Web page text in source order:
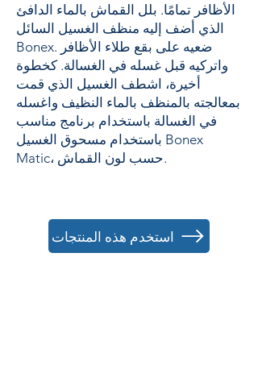
الأظافر تمامًا. بلل القماش بالماء الدافئ
الذي أضف إليه منظف الغسيل السائل
Bonex. ضعيه على بقع طلاء الأظافر
واتركيه قبل غسله في الغسالة. كخطوة
أخيرة، اشطف الغسيل الذي قمت
بمعالجته بالمنظف بالماء النظيف واغسله
في الغسالة باستخدام برنامج مناسب
باستخدام مسحوق الغسيل Bonex
Matic، حسب لون القماش.
استخدم هذه المنتجات